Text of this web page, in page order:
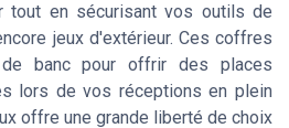
tout en sécurisant vos outils de
jeux d'extérieur. Ces coffres
banc pour offrir des places
lors de vos réceptions en plein
offre une grande liberté de choix